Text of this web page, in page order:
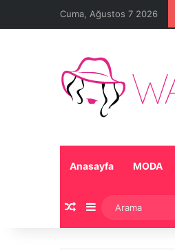
Cuma, Ağustos 7 2026
Anasayfa MODA
Rastgele Makale
Kenar Bölmesi